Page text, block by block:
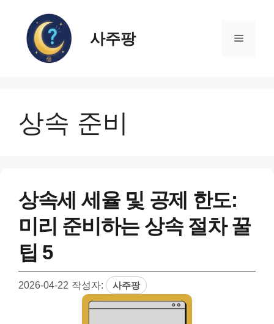
사주팡 메
상속 준비
상속세 세율 및 공제 한도:
미리 준비하는 상속 절차 꿀
팁 5
2026-04-22 작성자: 사주팡